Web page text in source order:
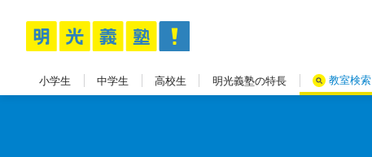
高校生
中学生
小学生 明光義塾の特長 教室検索